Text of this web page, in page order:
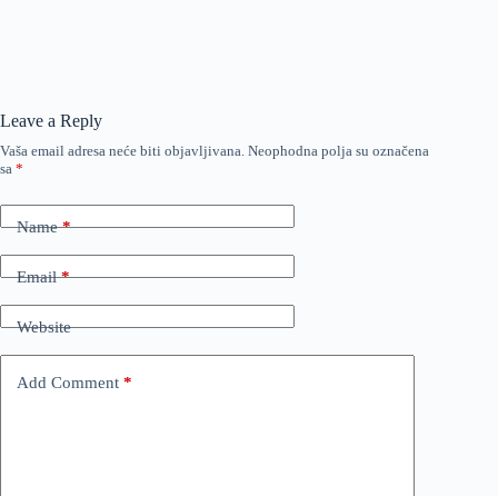
Leave a Reply
Vaša email adresa neće biti objavljivana. Neophodna polja su označena
sa *
Name*
Email*
Website
Add Comment *